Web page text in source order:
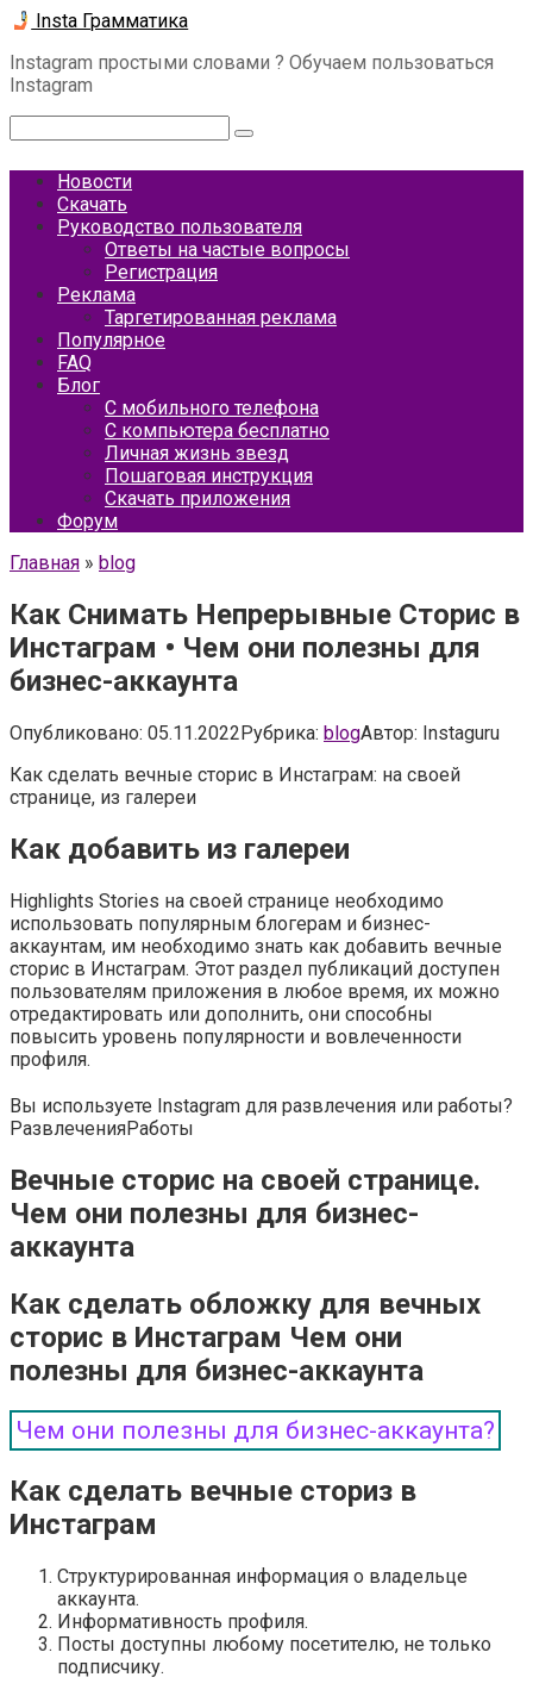
Перейти
контенту
Insta Грамматика
Instagram простыми словами ? Обучаем пользоваться
Instagram
Новости
Скачать
Руководство пользователя
Ответы на частые вопросы
Регистрация
Реклама
Таргетированная реклама
Популярное
FAQ
Блог
С мобильного телефона
С компьютера бесплатно
Личная жизнь звезд
Пошаговая инструкция
Скачать приложения
Форум
Главная » blog
Как Снимать Непрерывные Сторис в
Инстаграм • Чем они полезны для
бизнес-аккаунта
Опубликовано: 05.11.2022Рубрика: blogАвтор: Instaguru
Как сделать вечные сторис в Инстаграм: на своей
странице, из галереи
Как добавить из галереи
Highlights Stories на своей странице необходимо
использовать популярным блогерам и бизнес-
аккаунтам, им необходимо знать как добавить вечные
сторис в Инстаграм. Этот раздел публикаций доступен
пользователям приложения в любое время, их можно
отредактировать или дополнить, они способны
повысить уровень популярности и вовлеченности
профиля.
Вы используете Instagram для развлечения или работы?
РазвлеченияРаботы
Вечные сторис на своей странице.
Чем они полезны для бизнес-
аккаунта
Как сделать обложку для вечных
сторис в Инстаграм Чем они
полезны для бизнес-аккаунта
Чем они полезны для бизнес-аккаунта?
Как сделать вечные сториз в
Инстаграм
Структурированная информация о владельце
аккаунта.
Информативность профиля.
Посты доступны любому посетителю, не только
подписчику.